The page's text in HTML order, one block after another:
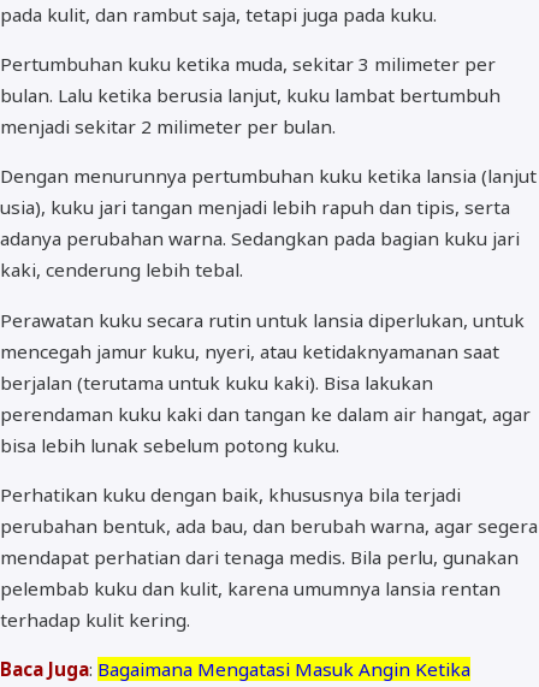
pada kulit, dan rambut saja, tetapi juga pada kuku.
Pertumbuhan kuku ketika muda, sekitar 3 milimeter per
bulan. Lalu ketika berusia lanjut, kuku lambat bertumbuh
menjadi sekitar 2 milimeter per bulan.
Dengan menurunnya pertumbuhan kuku ketika lansia (lanjut
usia), kuku jari tangan menjadi lebih rapuh dan tipis, serta
adanya perubahan warna. Sedangkan pada bagian kuku jari
kaki, cenderung lebih tebal.
Perawatan kuku secara rutin untuk lansia diperlukan, untuk
mencegah jamur kuku, nyeri, atau ketidaknyamanan saat
berjalan (terutama untuk kuku kaki). Bisa lakukan
perendaman kuku kaki dan tangan ke dalam air hangat, agar
bisa lebih lunak sebelum potong kuku.
Perhatikan kuku dengan baik, khususnya bila terjadi
perubahan bentuk, ada bau, dan berubah warna, agar segera
mendapat perhatian dari tenaga medis. Bila perlu, gunakan
pelembab kuku dan kulit, karena umumnya lansia rentan
terhadap kulit kering.
Baca Juga: Bagaimana Mengatasi Masuk Angin Ketika